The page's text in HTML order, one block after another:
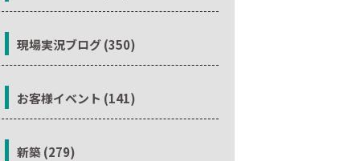
現場実況ブログ (350)
お客様イベント (141)
新築 (279)